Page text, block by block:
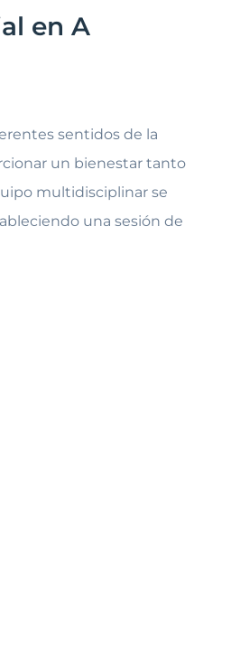
en A
sentidos de la
un bienestar tanto
multidisciplinar se
una sesión de